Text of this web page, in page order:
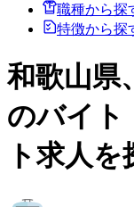
職種から探
特徴から探
和歌山県
のバイト
ト求人を